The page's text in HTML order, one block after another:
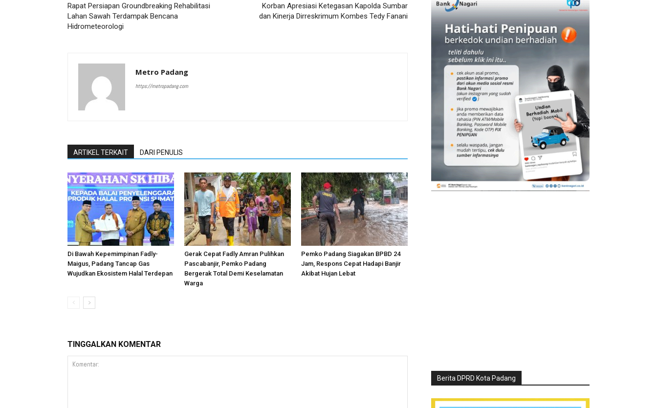
Rapat Persiapan Groundbreaking Rehabilitasi
Lahan Sawah Terdampak Bencana
Hidrometeorologi
Korban Apresiasi Ketegasan Kapolda Sumbar
dan Kinerja Dirreskrimum Kombes Tedy Fanani
Metro Padang
https://metropadang.com
ARTIKEL TERKAIT DARI PENULIS
Di Bawah Kepemimpinan Fadly-
Maigus, Padang Tancap Gas
Wujudkan Ekosistem Halal Terdepan
Gerak Cepat Fadly Amran Pulihkan
Pascabanjir, Pemko Padang
Bergerak Total Demi Keselamatan
Warga
Pemko Padang Siagakan BPBD 24
Jam, Respons Cepat Hadapi Banjir
Akibat Hujan Lebat
TINGGALKAN KOMENTAR
Berita DPRD Kota Padang